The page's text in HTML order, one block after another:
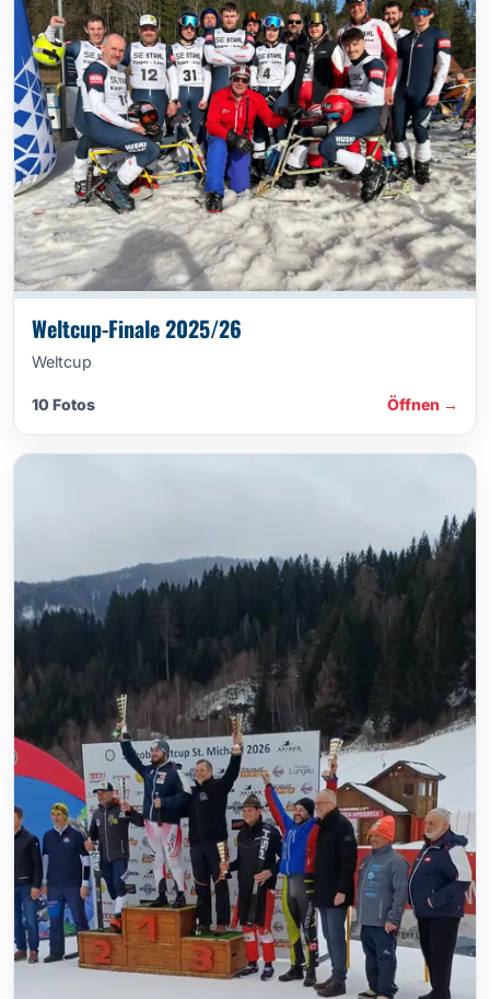
Weltcup-Finale 2025/26
Weltcup
10 Fotos Öffnen →